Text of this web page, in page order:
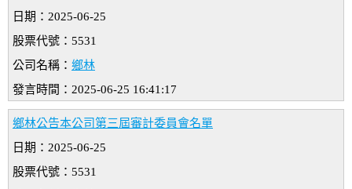
日期：2025-06-25
股票代號：5531
公司名稱： 鄉林
發言時間：2025-06-25 16:41:17
鄉林公告本公司第三屆審計委員會名單
日期：2025-06-25
股票代號：5531